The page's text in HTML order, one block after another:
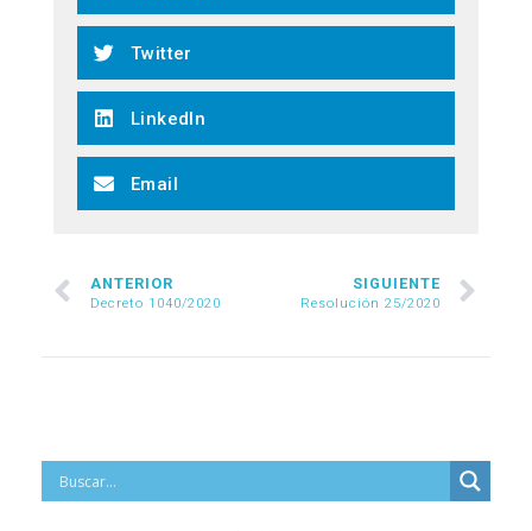
Twitter
LinkedIn
Email
ANTERIOR
Decreto 1040/2020
SIGUIENTE
Resolución 25/2020